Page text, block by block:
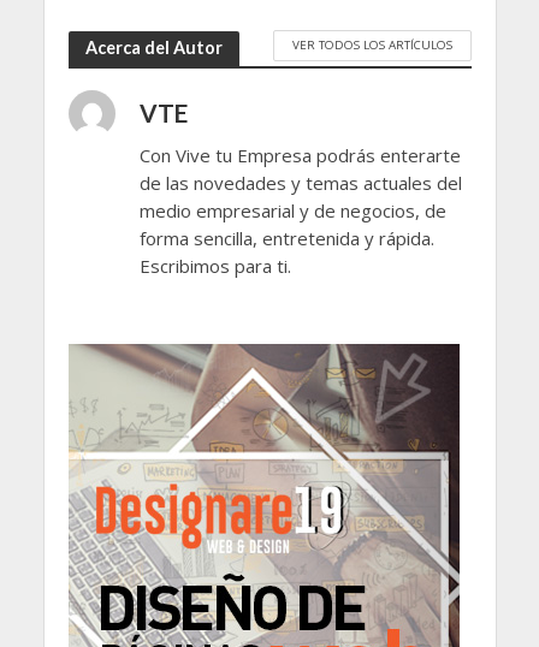
Acerca del Autor VER TODOS LOS ARTÍCULOS
VTE
Con Vive tu Empresa podrás enterarte
de las novedades y temas actuales del
medio empresarial y de negocios, de
forma sencilla, entretenida y rápida.
Escribimos para ti.